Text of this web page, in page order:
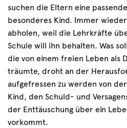
suchen die Eltern eine
besonderes Kind. Immer
abholen, weil die Lehrkräfte
Schule will ihn behalten. Was
die von einem freien Leben als
träumte, droht an der
aufgefressen zu werden von
Kind, den Schuld- und
der Enttäuschung über ein
vorkommt.